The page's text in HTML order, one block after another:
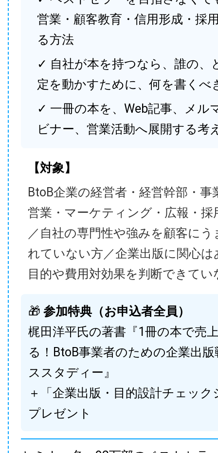
営業・顧客教育・信用形成・採
る方法
✓ 自社が本を持つなら、誰の、
定を動かすために、何を書くべ
✓ 一冊の本を、Web記事、メル
ビナー、営業活動へ展開する考
【対象】
BtoB企業の経営者・経営幹部・事
営業・マーケティング・広報・採
／自社の専門性や強みを顧客に
れていない方／企業出版に関心
目的や費用対効果を判断できてい
🎁 参加特典（お申込者全員）
梶田洋平氏の著書『1冊の本で売
る！BtoB事業者のための企業出
ススタディー』
＋「企業出版・目的設計チェック
プレゼント